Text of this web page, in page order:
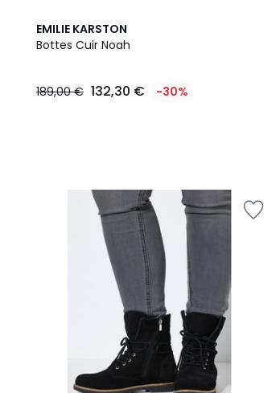
EMILIE KARSTON
Bottes Cuir Noah
€
189,00 € 132,30 € -30%